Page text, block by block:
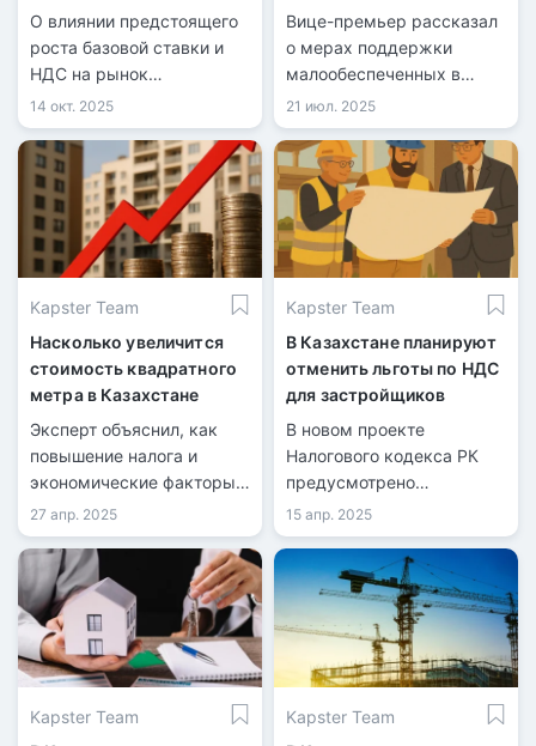
недвижимости в
Казахстане
О влиянии предстоящего
роста базовой ставки и
НДС на рынок
недвижимости рассказал
первый вице-министр
нацэкономики Азамат
Амрин.
14 окт. 2025
Казахстане
Вице-премьер рассказал
о мерах поддержки
малообеспеченных в
условиях возможной
инфляции.
21 июл. 2025
Kapster Team
Насколько увеличится
стоимость квадратного
метра в Казахстане
Эксперт объяснил, как
повышение налога и
экономические факторы
повлияют на стоимость
квартир, аренды и
ипотеки
27 апр. 2025
Kapster Team
В Казахстане планируют
отменить льготы по НДС
для застройщиков
В новом проекте
Налогового кодекса РК
предусмотрено
исключение льготы по
НДС для застройщиков
при продаже жилья.
15 апр. 2025
Kapster Team
Kapster Team